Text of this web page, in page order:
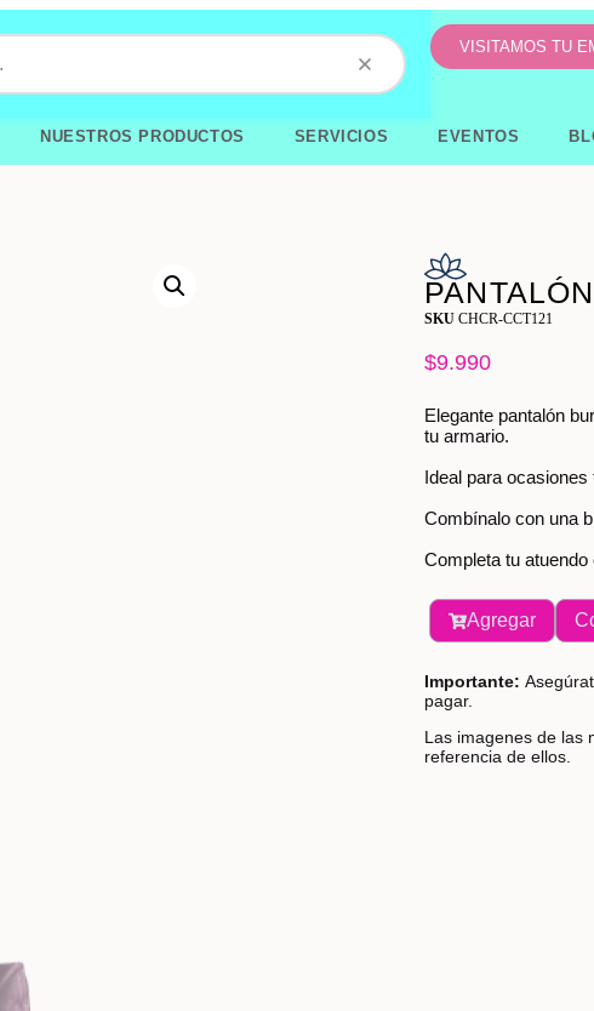
VISITAMOS TU
NUESTROS PRODUCTOS SERVICIOS EVENTOS
SKUCHCR-CCT121
$9.990
Elegante pantalón
tu armario.
Ideal para
Combínalo con una
Completa tu
Agregar
Importante:
pagar.
Las imagenes de las
referencia de ellos.